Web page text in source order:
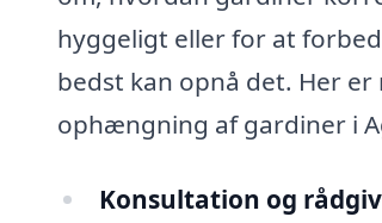
hyggeligt eller for at
bedst kan opnå det. Her
ophængning af gardiner i
Konsultation og